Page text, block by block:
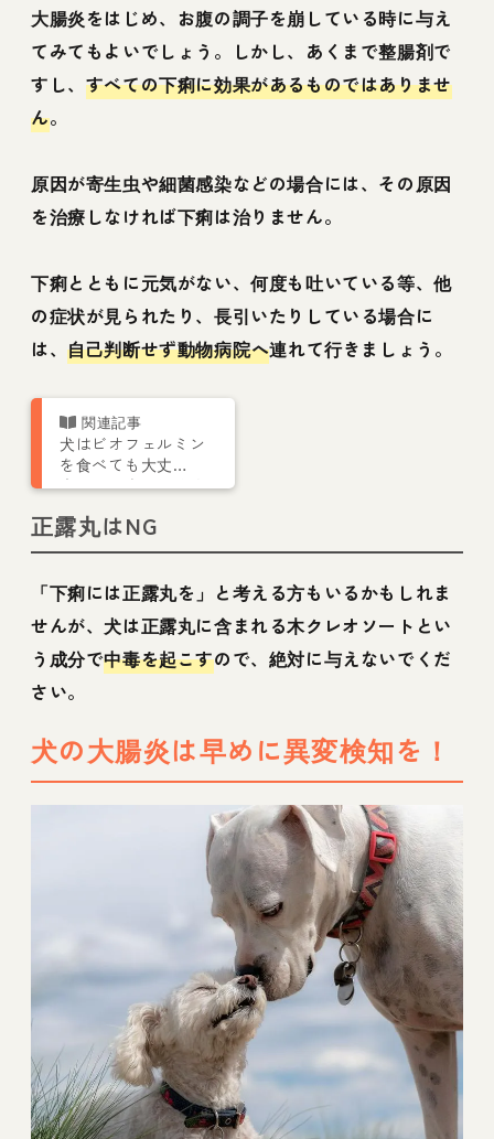
大腸炎をはじめ、お腹の調子を崩している時に与え
てみてもよいでしょう。しかし、あくまで整腸剤で
すし、 すべての下痢に効果があるものではありませ
ん。
原因が寄生虫や細菌感染などの場合には、その原因
を治療しなければ下痢は治りません。
下痢とともに元気がない、何度も吐いている等、他
の症状が見られたり、長引いたりしている場合に
は、自己判断せず動物病院へ連れて行きましょう。
犬はビオフェルミン
を食べても大丈
夫？ 下痢や便秘改
に相談の上で
正露丸はNG
「下痢には正露丸を」と考える方もいるかもしれま
せんが、犬は正露丸に含まれる木クレオソートとい
う成分で中毒を起こすので、絶対に与えないでくだ
さい。
犬の大腸炎は早めに異変検知を！